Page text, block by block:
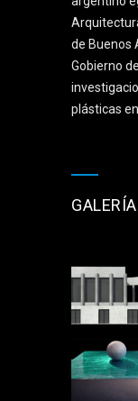
de Buenos
Gobierno
plásticas
GALERÍA